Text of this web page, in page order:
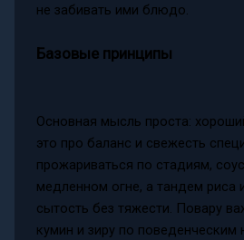
не забивать ими блюдо.
Базовые принципы
Основная мысль проста:
это про баланс и свежесть
прожариваться по стадиям,
медленном огне, а тандем
сытость без тяжести. Повару
кумин и зиру по поведенческим